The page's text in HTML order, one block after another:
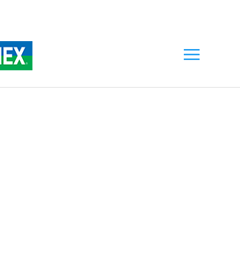
»OVERGRIP SUPER GRAP X3 FRENCH